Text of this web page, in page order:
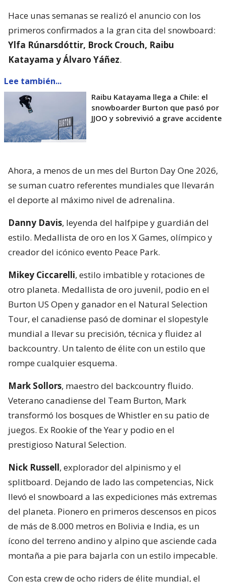
Hace unas semanas se realizó el anuncio con los
primeros confirmados a la gran cita del snowboard:
Ylfa Rúnarsdóttir, Brock Crouch, Raibu
Katayama y Álvaro Yáñez.
Lee también...
Raibu Katayama llega a Chile: el
snowboarder Burton que pasó por
JJOO y sobrevivió a grave accidente
Ahora, a menos de un mes del Burton Day One 2026,
se suman cuatro referentes mundiales que llevarán
el deporte al máximo nivel de adrenalina.
Danny Davis, leyenda del halfpipe y guardián del
estilo. Medallista de oro en los X Games, olímpico y
creador del icónico evento Peace Park.
Mikey Ciccarelli, estilo imbatible y rotaciones de
otro planeta. Medallista de oro juvenil, podio en el
Burton US Open y ganador en el Natural Selection
Tour, el canadiense pasó de dominar el slopestyle
mundial a llevar su precisión, técnica y fluidez al
backcountry. Un talento de élite con un estilo que
rompe cualquier esquema.
Mark Sollors, maestro del backcountry fluido.
Veterano canadiense del Team Burton, Mark
transformó los bosques de Whistler en su patio de
juegos. Ex Rookie of the Year y podio en el
prestigioso Natural Selection.
Nick Russell, explorador del alpinismo y el
splitboard. Dejando de lado las competencias, Nick
llevó el snowboard a las expediciones más extremas
del planeta. Pionero en primeros descensos en picos
de más de 8.000 metros en Bolivia e India, es un
ícono del terreno andino y alpino que asciende cada
montaña a pie para bajarla con un estilo impecable.
Con esta crew de ocho riders de élite mundial, el